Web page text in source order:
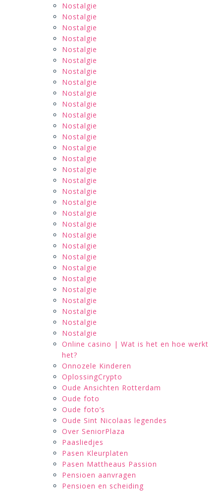
Nostalgie
Nostalgie
Nostalgie
Nostalgie
Nostalgie
Nostalgie
Nostalgie
Nostalgie
Nostalgie
Nostalgie
Nostalgie
Nostalgie
Nostalgie
Nostalgie
Nostalgie
Nostalgie
Nostalgie
Nostalgie
Nostalgie
Nostalgie
Nostalgie
Nostalgie
Nostalgie
Nostalgie
Nostalgie
Nostalgie
Nostalgie
Nostalgie
Nostalgie
Nostalgie
Nostalgie
Online casino | Wat is het en hoe werkt
het?
Onnozele Kinderen
OplossingCrypto
Oude Ansichten Rotterdam
Oude foto
Oude foto’s
Oude Sint Nicolaas legendes
Over SeniorPlaza
Paasliedjes
Pasen Kleurplaten
Pasen Mattheaus Passion
Pensioen aanvragen
Pensioen en scheiding